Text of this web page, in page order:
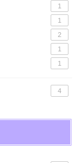
1
1
2
1
1
4